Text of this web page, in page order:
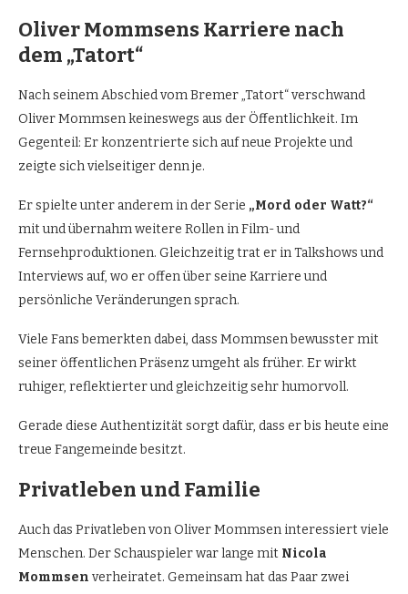
Oliver Mommsens Karriere nach
dem „Tatort“
Nach seinem Abschied vom Bremer „Tatort“ verschwand
Oliver Mommsen keineswegs aus der Öffentlichkeit. Im
Gegenteil: Er konzentrierte sich auf neue Projekte und
zeigte sich vielseitiger denn je.
Er spielte unter anderem in der Serie „Mord oder Watt?“
mit und übernahm weitere Rollen in Film- und
Fernsehproduktionen. Gleichzeitig trat er in Talkshows und
Interviews auf, wo er offen über seine Karriere und
persönliche Veränderungen sprach.
Viele Fans bemerkten dabei, dass Mommsen bewusster mit
seiner öffentlichen Präsenz umgeht als früher. Er wirkt
ruhiger, reflektierter und gleichzeitig sehr humorvoll.
Gerade diese Authentizität sorgt dafür, dass er bis heute eine
treue Fangemeinde besitzt.
Privatleben und Familie
Auch das Privatleben von Oliver Mommsen interessiert viele
Menschen. Der Schauspieler war lange mit Nicola
Mommsen verheiratet. Gemeinsam hat das Paar zwei